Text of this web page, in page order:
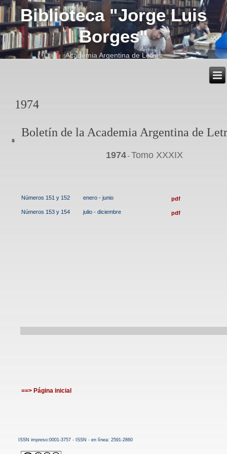
Biblioteca "Jorge Luis
Borges"
Academia Argentina de Letras
1974
Boletín de la Academia Argentina de
1974- Tomo XXXIX
Números 151 y 152 enero - junio pdf
Números 153 y 154 julio - diciembre pdf
==> Página inicial
ISSN impreso:0001-3757 - ISSN - en línea: 2591-2860